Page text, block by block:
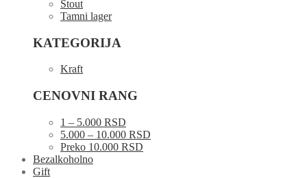
Stout
Tamni lager
KATEGORIJA
Kraft
CENOVNI RANG
1 – 5.000 RSD
5.000 – 10.000 RSD
Preko 10.000 RSD
Bezalkoholno
Gift